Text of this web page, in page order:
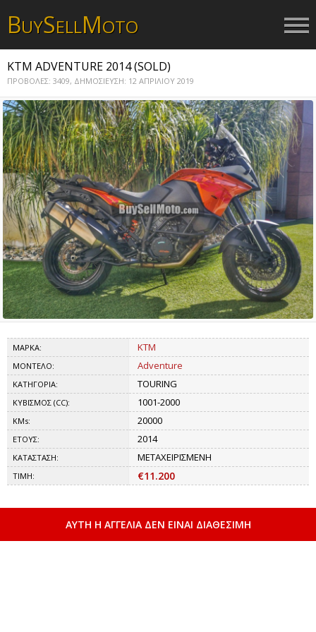
BUYSELLMOTO
KTM ADVENTURE 2014 (SOLD)
ΠΡΟΒΟΛΕΣ: 3409, ΔΗΜΟΣΙΕΥΣΗ: 12 ΑΠΡΙΛΙΟΥ 2019
ΜΑΡΚΑ: KTM
ΜΟΝΤΕΛΟ: Adventure
ΚΑΤΗΓΟΡΙΑ: TOURING
ΚΥΒΙΣΜΟΣ (CC): 1001-2000
KMs: 20000
ΕΤΟΥΣ: 2014
ΚΑΤΑΣΤΑΣΗ: ΜΕΤΑΧΕΙΡΙΣΜΕΝΗ
ΤΙΜΗ: €11.200
ΑΥΤΗ Η ΑΓΓΕΛΙΑ ΔΕΝ ΕΙΝΑΙ ΔΙΑΘΕΣΙΜΗ